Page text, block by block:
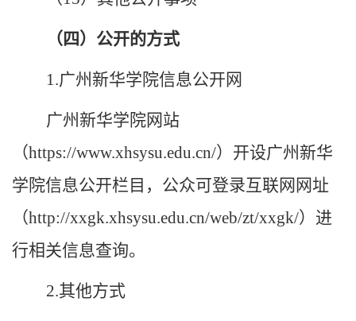
（四）公开的方式
1.广州 新华学院信息公开网
广州 新华学院网站
（https://www.xhsysu.edu.cn/）开设广州 新华
学院信息公开栏目，公众可登录互联网网址
（http://xxgk.xhsysu.edu.cn/web/zt/xxgk/） 进
行相关信息查询。
2.其他方式